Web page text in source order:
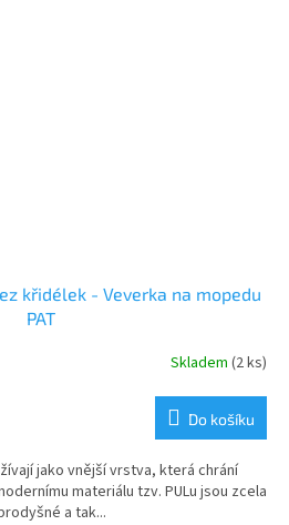
křidélek - Veverka na mopedu
PAT
Skladem (2 ks)
Do košíku
jako vnější vrstva, která chrání
materiálu tzv. PULu jsou zcela
a tak...